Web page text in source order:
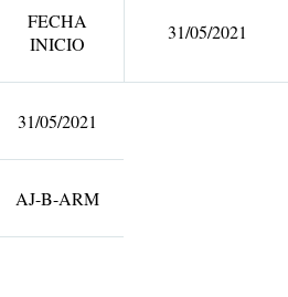
FECHA
INICIO
31/05/2021
31/05/2021
AJ-B-ARM